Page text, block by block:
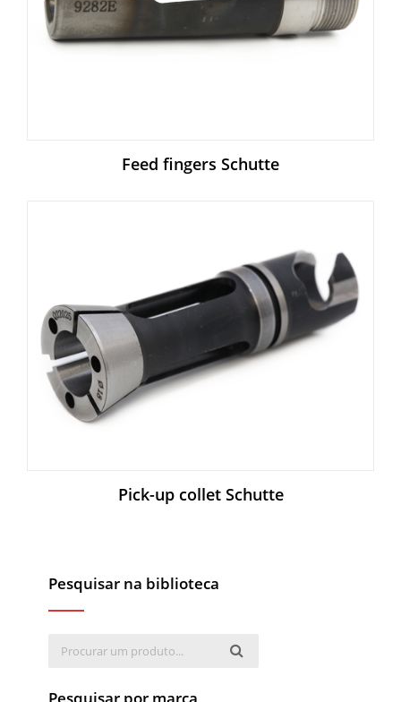
Feed fingers Schutte
Pick-up collet Schutte
Pesquisar na biblioteca
Pesquisar por marca